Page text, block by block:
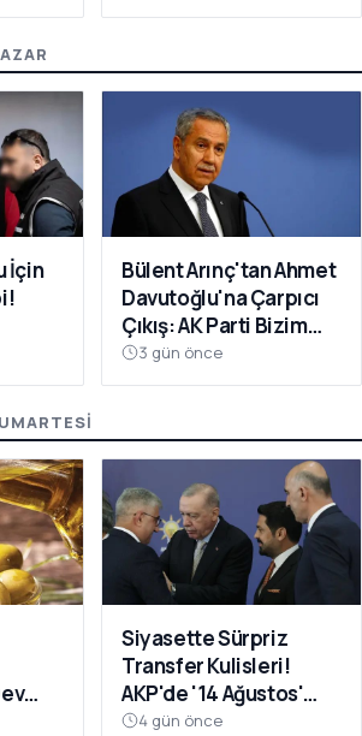
İçin
Bülent Arınç'tan Ahmet
Davutoğlu'na Çarpıcı
Çıkış: AK Parti Bizim
Evimiz
3 gün önce
Siyasette Sürpriz
Transfer Kulisleri!
AKP'de '14 Ağustos'
Hareketliliği
4 gün önce